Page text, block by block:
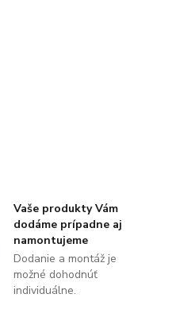
Vaše produkty Vám
dodáme prípadne aj
namontujeme
Dodanie a montáž je
možné dohodnúť
individuálne.